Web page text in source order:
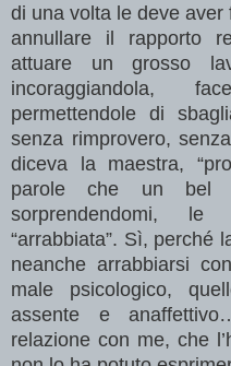
di una volta le deve
annullare il rapporto
attuare un grosso
incoraggiandola,
permettendole di
senza rimprovero,
diceva la maestra,
parole che un bel
sorprendendomi,
“arrabbiata”. Sì, perché
neanche arrabbiarsi
male psicologico,
assente e
relazione con me, che